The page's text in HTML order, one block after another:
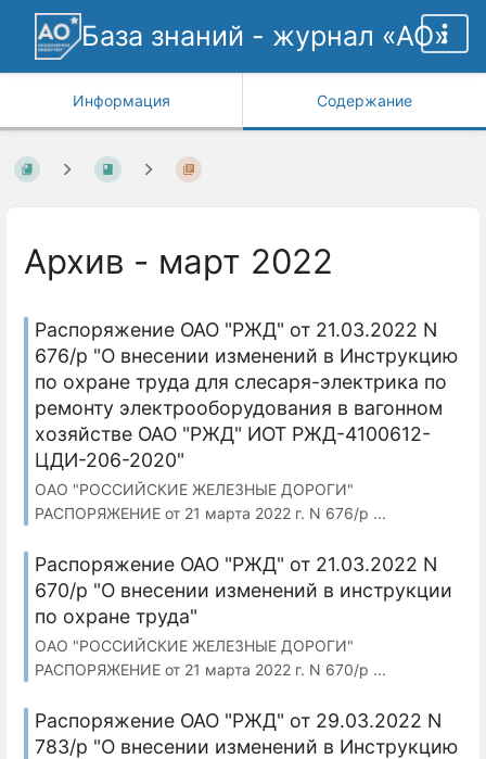
База знаний - журнал «АО»
Информация Содержание
Архив - март 2022
Распоряжение ОАО "РЖД" от 21.03.2022 N
676/р "О внесении изменений в Инструкцию
по охране труда для слесаря-электрика по
ремонту электрооборудования в вагонном
хозяйстве ОАО "РЖД" ИОТ РЖД-4100612-
ЦДИ-206-2020"
ОАО "РОССИЙСКИЕ ЖЕЛЕЗНЫЕ ДОРОГИ"
РАСПОРЯЖЕНИЕ от 21 марта 2022 г. N 676/р ...
Распоряжение ОАО "РЖД" от 21.03.2022 N
670/р "О внесении изменений в инструкции
по охране труда"
ОАО "РОССИЙСКИЕ ЖЕЛЕЗНЫЕ ДОРОГИ"
РАСПОРЯЖЕНИЕ от 21 марта 2022 г. N 670/р ...
Распоряжение ОАО "РЖД" от 29.03.2022 N
783/р "О внесении изменений в Инструкцию